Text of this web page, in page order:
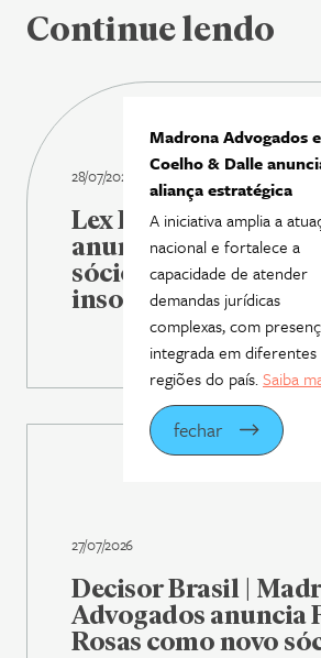
Continue lendo
28/07/2026
Lex Legal Brasil |
anuncia Fábio
sócio de
insolvência
27/07/2026
Decisor Brasil |
Advogados anuncia
Rosas como novo
Madrona Advogados e
Coelho & Dalle
aliança estratégica
A iniciativa amplia a
nacional e fortalece a
capacidade de atender
demandas jurídicas
complexas, com
integrada em diferentes
regiões do país.Saiba
fechar